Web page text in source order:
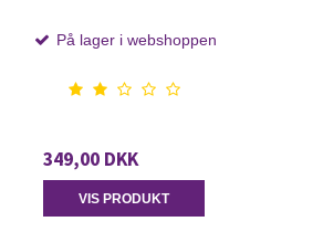
På lager i webshoppen
349,00 DKK
VIS PRODUKT